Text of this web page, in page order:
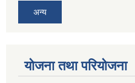
अन्य
योजना तथा परियोजना